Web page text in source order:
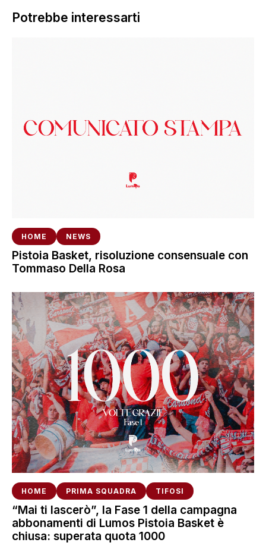
Potrebbe interessarti
HOME NEWS
Pistoia Basket, risoluzione consensuale con
Tommaso Della Rosa
HOME PRIMA SQUADRA TIFOSI
“Mai ti lascerò”, la Fase 1 della campagna
abbonamenti di Lumos Pistoia Basket è
chiusa: superata quota 1000